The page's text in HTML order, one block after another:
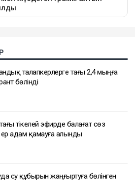
талапкерлерге тағы 2,4 мыңға
бөлінді
тікелей эфирде балағат сөз
ер адам қамауға алынды
су құбырын жаңғыртуға бөлінген